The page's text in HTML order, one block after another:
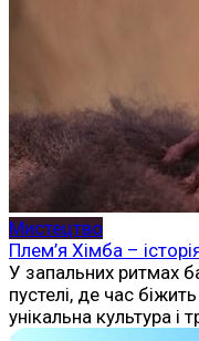
Мистецтво
Плем’я Хімба –
У запальних ритмах
пустелі, де час
унікальна культура і